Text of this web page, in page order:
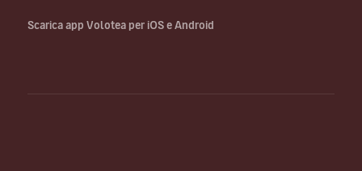
Scarica app Volotea per iOS e Android